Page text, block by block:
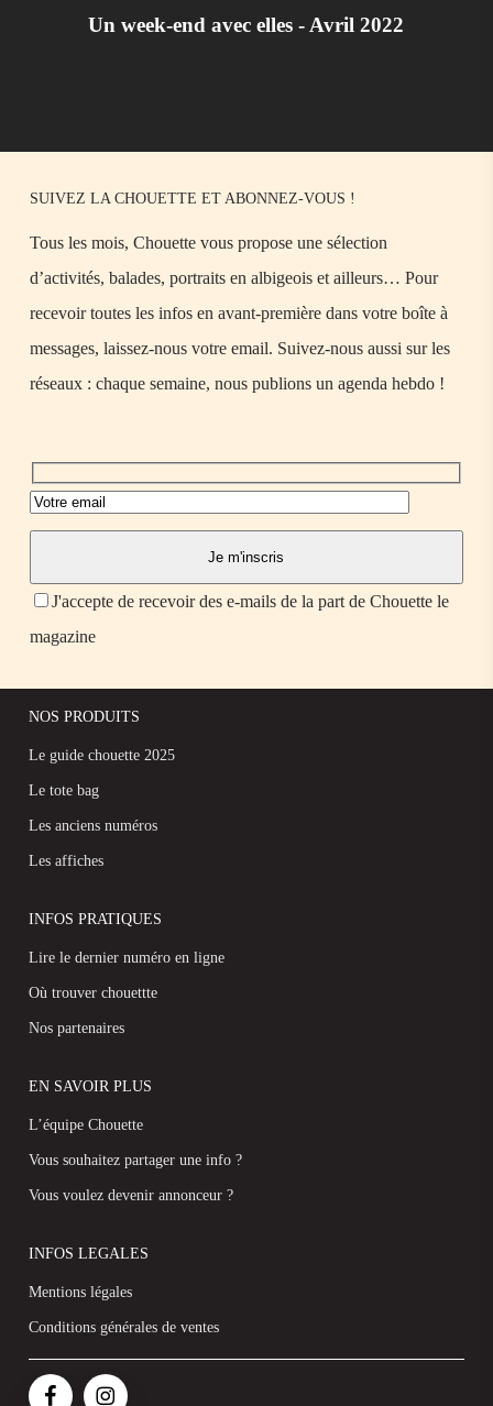
Un week-end avec elles - Avril 2022
SUIVEZ LA CHOUETTE ET ABONNEZ-VOUS !
Tous les mois, Chouette vous propose une sélection
d’activités, balades, portraits en albigeois et ailleurs… Pour
recevoir toutes les infos en avant-première dans votre boîte à
messages, laissez-nous votre email. Suivez-nous aussi sur les
réseaux : chaque semaine, nous publions un agenda hebdo !
J'accepte de recevoir des e-mails de la part de Chouette le
magazine
NOS PRODUITS
Le guide chouette 2025
Le tote bag
Les anciens numéros
Les affiches
INFOS PRATIQUES
Lire le dernier numéro en ligne
Où trouver chouettte
Nos partenaires
EN SAVOIR PLUS
L’équipe Chouette
Vous souhaitez partager une info ?
Vous voulez devenir annonceur ?
INFOS LEGALES
Mentions légales
Conditions générales de ventes